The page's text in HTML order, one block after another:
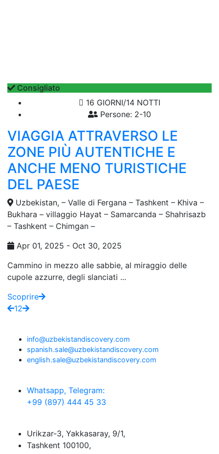
Consigliato
16 GIORNI/14 NOTTI
Persone: 2-10
VIAGGIA ATTRAVERSO LE
ZONE PIÙ AUTENTICHE E
ANCHE MENO TURISTICHE
DEL PAESE
Uzbekistan, – Valle di Fergana – Tashkent – Khiva –
Bukhara – villaggio Hayat – Samarcanda – Shahrisazb
– Tashkent – Chimgan –
Apr 01, 2025 - Oct 30, 2025
Cammino in mezzo alle sabbie, al miraggio delle
cupole azzurre, degli slanciati ...
Scoprire
12
info@uzbekistandiscovery.com
spanish.sale@uzbekistandiscovery.com
english.sale@uzbekistandiscovery.com
Whatsapp, Telegram:
+99 (897) 444 45 33
Urikzar-3, Yakkasaray, 9/1,
Tashkent 100100,